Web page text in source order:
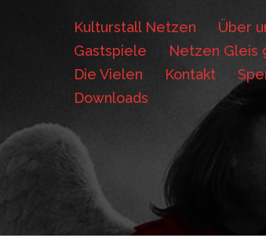
Kulturstall Netzen Über
Gastspiele
Netzen Gleis
Die Vielen
Kontakt
Downloads